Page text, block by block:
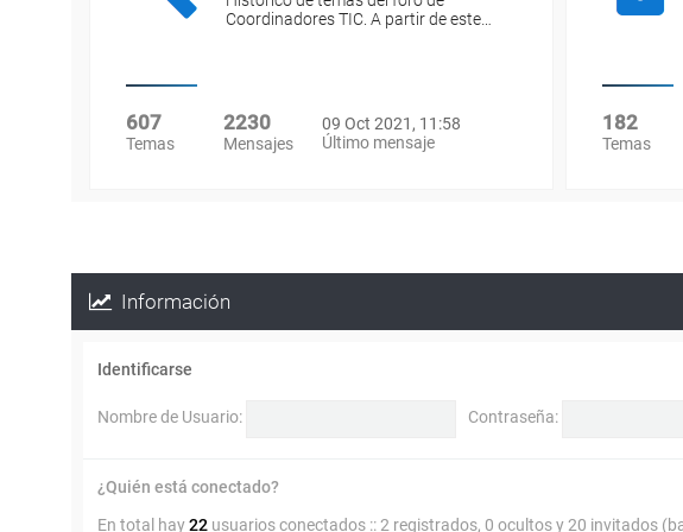
Coordinadores TIC. A partir de este…
607
Temas
2230
Mensajes
09 Oct 2021, 11:58
Último mensaje
182
Temas
Información
Identificarse
Nombre de Usuario: Contraseña:
¿Quién está conectado?
En total hay22 usuarios conectados :: 2 registrados, 0 ocultos y 20 invitados